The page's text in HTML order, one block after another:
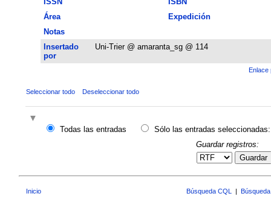
Área
Expedición
Notas
Insertado
por
Uni-Trier @ amaranta_sg @ 114
Enlace
Seleccionar todo Deseleccionar todo
Todas las entradas
Sólo las entradas seleccionadas:
Guardar registros:
Guardar
Inicio Búsqueda CQL